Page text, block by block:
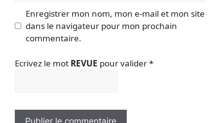
Enregistrer mon nom, mon e-mail et mon site
dans le navigateur pour mon prochain
commentaire.
Ecrivez le mot REVUE pour valider*